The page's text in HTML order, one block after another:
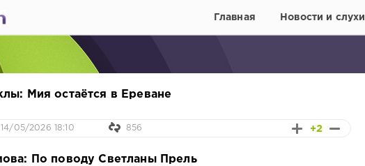
Главная Новости и слухи
Мия остаётся в Ереване
+2
14/05/2026 18:10 856
По поводу Светланы Прель